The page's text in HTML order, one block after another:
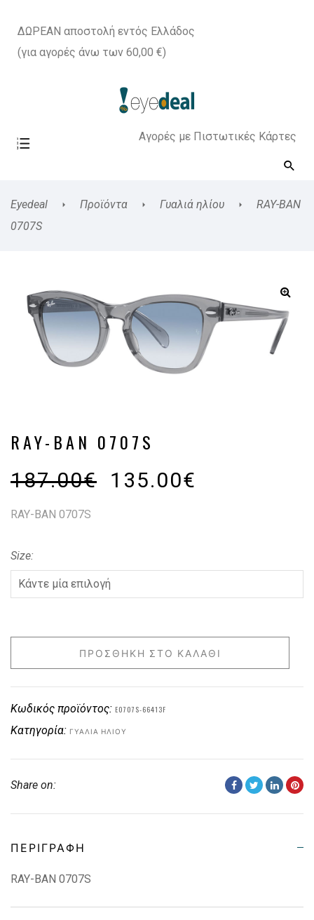
ΔΩΡΕΑΝ αποστολή εντός Ελλάδος
(για αγορές άνω των 60,00 €)
Αγορές με Πιστωτικές Κάρτες
Eyedeal Προϊόντα Γυαλιά ηλίου
RAY-BAN
0707S
RAY-BAN 0707S
187.00€ 135.00€
RAY-BAN 0707S
Size
ΠΡΟΣΘΉΚΗ ΣΤΟ ΚΑΛΆΘΙ
Κωδικός προϊόντος: E0707S-66413F
Κατηγορία: ΓΥΑΛΙΆ ΗΛΊΟΥ
Share on:
ΠΕΡΙΓΡΑΦΉ
RAY-BAN 0707S